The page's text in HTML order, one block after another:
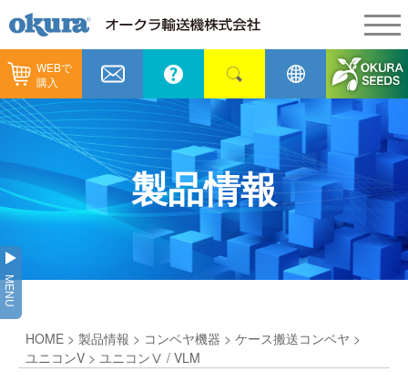
WEBで
購入
製品情報
製品情報
コンベヤ機器
コンベヤ機器を探す
ヒント集
納入事例
納入事例
全業種
飲料
メンテナンス
カタログ／CAD
代表あいさつ
採用情報
ショールーム
製品情報
MENU
HOME > 製品情報 > コンベヤ機器 > ケース搬送コンベヤ >
ユニコンV > ユニコンⅤ / VLM